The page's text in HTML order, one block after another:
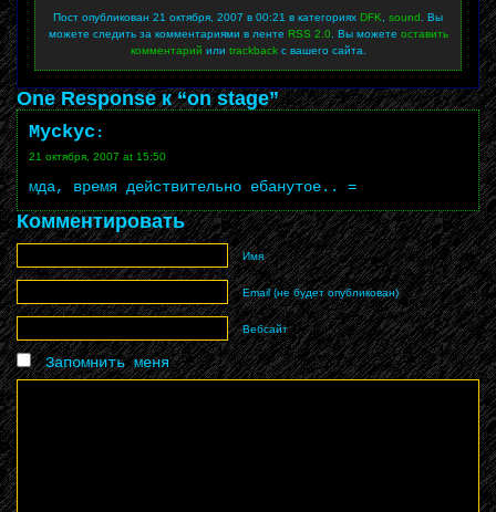
Пост опубликован 21 октября, 2007 в 00:21 в категориях DFK sound . Вы
можете следить за комментариями в ленте RSS 2.0. Вы можете оставить
комментарий или trackbackс вашего сайта.
One Response к “on stage”
Myckyc :
21 октября, 2007 at 15:50
мда, время действительно ебанутое.. =
Комментировать
Имя
Email (не будет опубликован)
Вебсайт
Запомнить меня